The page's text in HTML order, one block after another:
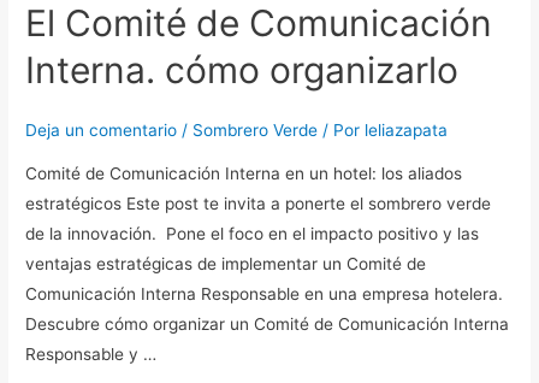
El Comité de Comunicación
Interna. cómo organizarlo
Deja un comentario / Sombrero Verde / Por leliazapata
Comité de Comunicación Interna en un hotel: los aliados
estratégicos Este post te invita a ponerte el sombrero verde
de la innovación. Pone el foco en el impacto positivo y las
ventajas estratégicas de implementar un Comité de
Comunicación Interna Responsable en una empresa hotelera.
Descubre cómo organizar un Comité de Comunicación Interna
Responsable y …
de
Interna.
organizarlo